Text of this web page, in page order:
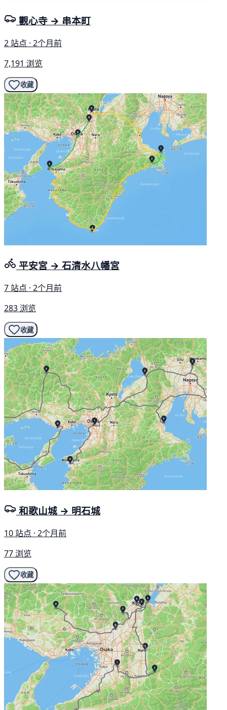
觀心寺 → 串本町
2 站点 · 2个月前
7,191 浏览
收藏
平安宮 → 石清水八幡宮
7 站点 · 2个月前
283 浏览
收藏
和歌山城 → 明石城
10 站点 · 2个月前
77 浏览
收藏